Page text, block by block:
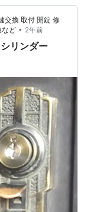
駅のため、東
。各駅停車を
交換 取付 開錠 修
など • 2年前
リンダー